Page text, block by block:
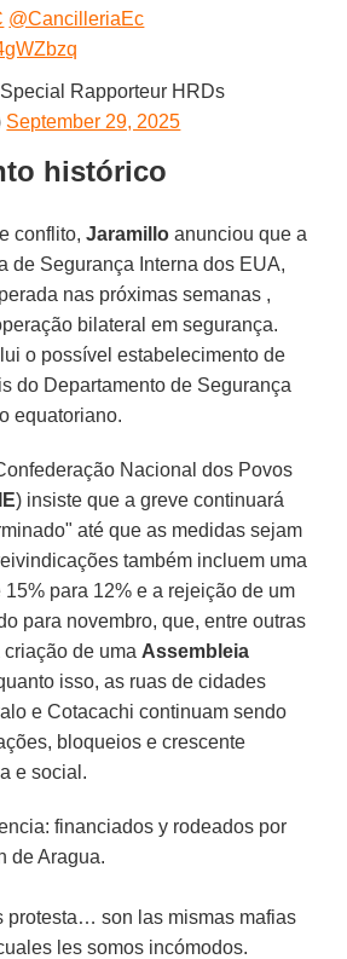
@CancilleriaEc
Rapporteur HRDs
September 29, 2025
histórico
conflito,Jaramillo anunciou que a
de Segurança Interna dos EUA,
nas próximas semanas ,
bilateral em segurança.
o possível estabelecimento de
do Departamento de Segurança
equatoriano.
Nacional dos Povos
) insiste que a greve continuará
até que as medidas sejam
também incluem uma
15% para 12% e a rejeição de um
para novembro, que, entre outras
de uma Assembleia
isso, as ruas de cidades
e Cotacachi continuam sendo
bloqueios e crescente
e social.
financiados y rodeados por
de Aragua.
protesta… son las mismas mafias
les somos incómodos.